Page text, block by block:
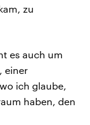
zu
es auch um
einer
ich glaube,
haben, den